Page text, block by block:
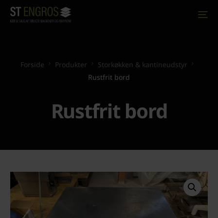
Forside Produkter
Storkøkken & kantineudstyr
Rustfrit bord
Rustfrit bord